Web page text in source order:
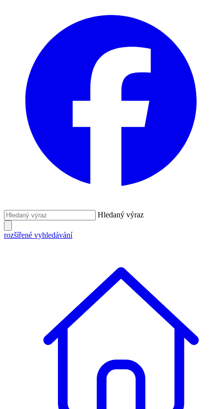
Hledaný výraz
rozšířené vyhledávání